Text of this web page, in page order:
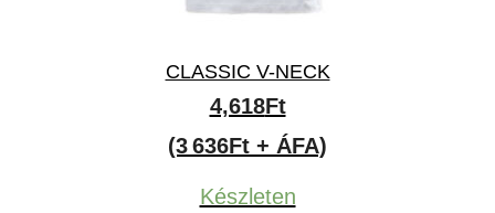
CLASSIC V-NECK
4,618Ft
(3 636Ft + ÁFA)
Készleten